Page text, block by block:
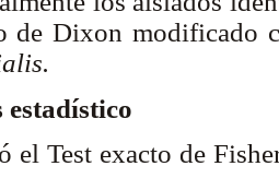
de Dixon modificado
estadístico
el Test exacto de